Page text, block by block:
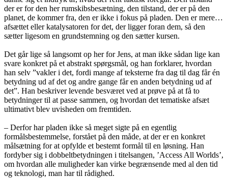
der er for den her rumskibsbesætning, den tilstand, der er på den
planet, de kommer fra, den er ikke i fokus på pladen. Den er mere…
afsættet eller katalysatoren for det, der ligger foran dem, så den
sætter ligesom en grundstemning og den sætter kursen.
Det går lige så langsomt op her for Jens, at man ikke sådan lige kan
svare konkret på et abstrakt spørgsmål, og han forklarer, hvordan
han selv ”vakler i det, fordi mange af teksterne fra dag til dag får én
betydning ud af det og andre gange får en anden betydning ud af
det”. Han beskriver levende besværet ved at prøve på at få to
betydninger til at passe sammen, og hvordan det tematiske afsæt
ultimativt blev uvisheden om fremtiden.
– Derfor har pladen ikke så meget sigte på en egentlig
formålsbestemmelse, forstået på den måde, at der er en konkret
målsætning for at opfylde et bestemt formål til en løsning. Han
fordyber sig i dobbeltbetydningen i titelsangen, ’Access All Worlds’,
om hvordan alle muligheder kan virke begrænsende med al den tid
og teknologi, man har til rådighed.